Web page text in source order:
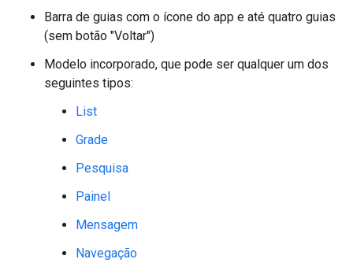
Barra de guias com o ícone do app e até quatro guias
(sem botão "Voltar")
Modelo incorporado, que pode ser qualquer um dos
seguintes tipos:
List
Grade
Pesquisa
Painel
Mensagem
Navegação